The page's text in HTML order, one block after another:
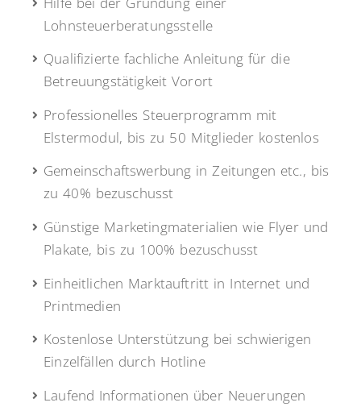
Lohnsteuerberatungsstelle
Qualifizierte fachliche Anleitung für die
Betreuungstätigkeit Vorort
Professionelles Steuerprogramm mit
Elstermodul, bis zu 50 Mitglieder kostenlos
Gemeinschaftswerbung in Zeitungen etc., bis
zu 40% bezuschusst
Günstige Marketingmaterialien wie Flyer und
Plakate, bis zu 100% bezuschusst
Einheitlichen Marktauftritt in Internet und
Printmedien
Kostenlose Unterstützung bei schwierigen
Einzelfällen durch Hotline
Laufend Informationen über Neuerungen